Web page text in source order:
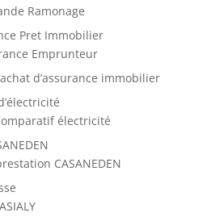
Ramonage
Pret Immobilier
Emprunteur
d’assurance immobilier
électricité
CASANEDEN